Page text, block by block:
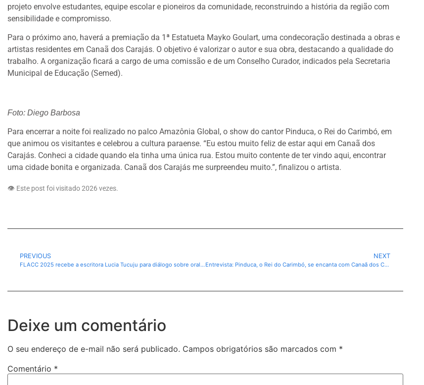
projeto envolve estudantes, equipe escolar e pioneiros da comunidade, reconstruindo a história da região com
sensibilidade e compromisso.
Para o próximo ano, haverá a premiação da 1ª Estatueta Mayko Goulart, uma condecoração destinada a obras e
artistas residentes em Canaã dos Carajás. O objetivo é valorizar o autor e sua obra, destacando a qualidade do
trabalho. A organização ficará a cargo de uma comissão e de um Conselho Curador, indicados pela Secretaria
Municipal de Educação (Semed).
Foto: Diego Barbosa
Para encerrar a noite foi realizado no palco Amazônia Global, o show do cantor Pinduca, o Rei do Carimbó, em
que animou os visitantes e celebrou a cultura paraense. “Eu estou muito feliz de estar aqui em Canaã dos
Carajás. Conheci a cidade quando ela tinha uma única rua. Estou muito contente de ter vindo aqui, encontrar
uma cidade bonita e organizada. Canaã dos Carajás me surpreendeu muito.”, finalizou o artista.
👁️ Este post foi visitado 2026 vezes.
PREVIOUS
FLACC 2025 recebe a escritora Lucia Tucuju para diálogo sobre oralidade, cultura e literatura indígena
NEXT
Entrevista: Pinduca, o Rei do Carimbó, se encanta com Canaã dos Carajás
Deixe um comentário
O seu endereço de e-mail não será publicado. Campos obrigatórios são marcados com *
Comentário *